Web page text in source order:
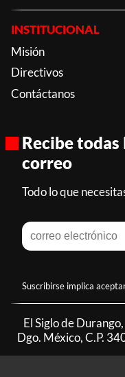
INSTITUCIONAL
Misión
Directivos
Contáctanos
Recibe
correo
Todo lo que
Suscribirse implica
El Siglo de
Dgo. México, C.P.